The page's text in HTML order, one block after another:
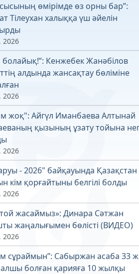
өмірімде өз орны бар”:
Тілеухан халыққа үш әйелін
2026
болайық!”: Кенжебек Жанәбілов
алдында жансақтау бөліміне
2026
жоқ": Айгүл Иманбаева Алтынай
қызының ұзату тойына
2026
- 2026" байқауында Қазақстан
кім қорғайтыны белгілі болды
2026
жасаймыз»: Динара Сәтжан
жаңалығымен бөлісті (ВИДЕО)
2026
сұраймын”: Сабыржан асаба 33
болған қарияға 10 жылқы